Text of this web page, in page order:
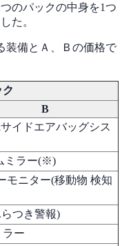
のパックの中身を1つ
た。
装備とＡ、Ｂの価格で
B
イドエアバッグシス
ミラー(※)
モニター(移動物 検知
つき警報)
ラー